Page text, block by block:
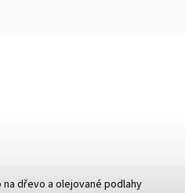
na dřevo a olejované podlahy